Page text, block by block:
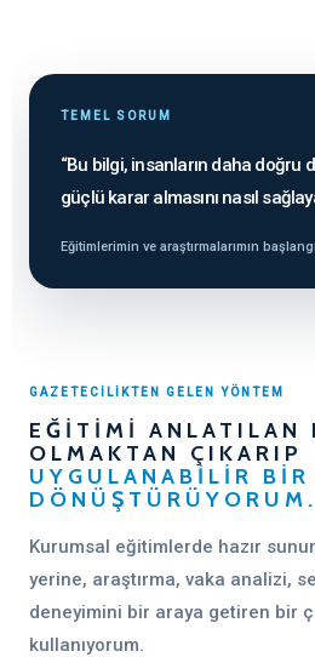
TEMEL SORUM
“Bu bilgi, insanların daha doğru
güçlü karar almasını nasıl
Eğitimlerimin ve araştırmalarımın
GAZETECİLİKTEN GELEN YÖNTEM
EĞITIMI ANLATILAN
OLMAKTAN ÇIKARIP
UYGULANABILIR BIR
DÖNÜŞTÜRÜYORUM.
Kurumsal eğitimlerde hazır
yerine, araştırma, vaka analizi,
deneyimini bir araya getiren bir
kullanıyorum.